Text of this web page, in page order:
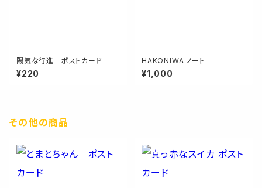
陽気な行進 ポストカード
¥220
HAKONIWA ノート
¥1,000
その他の商品